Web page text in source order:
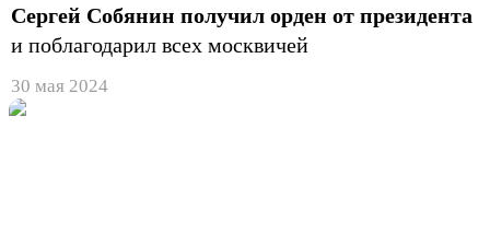
Сергей Собянин получил орден от президента
и поблагодарил всех москвичей
30 мая 2024